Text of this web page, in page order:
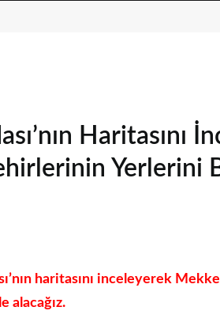
Haritasını
Yerlerini
haritasını inceleyerek
alacağız.